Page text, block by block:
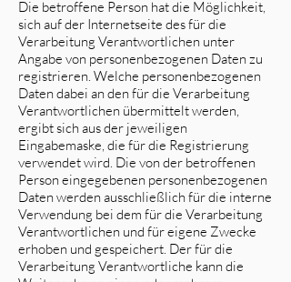
Die betroffene Person hat die Möglichkeit,
sich auf der Internetseite des für die
Verarbeitung Verantwortlichen unter
Angabe von personenbezogenen Daten zu
registrieren. Welche personenbezogenen
Daten dabei an den für die Verarbeitung
Verantwortlichen übermittelt werden,
ergibt sich aus der jeweiligen
Eingabemaske, die für die Registrierung
verwendet wird. Die von der betroffenen
Person eingegebenen personenbezogenen
Daten werden ausschließlich für die interne
Verwendung bei dem für die Verarbeitung
Verantwortlichen und für eigene Zwecke
erhoben und gespeichert. Der für die
Verarbeitung Verantwortliche kann die